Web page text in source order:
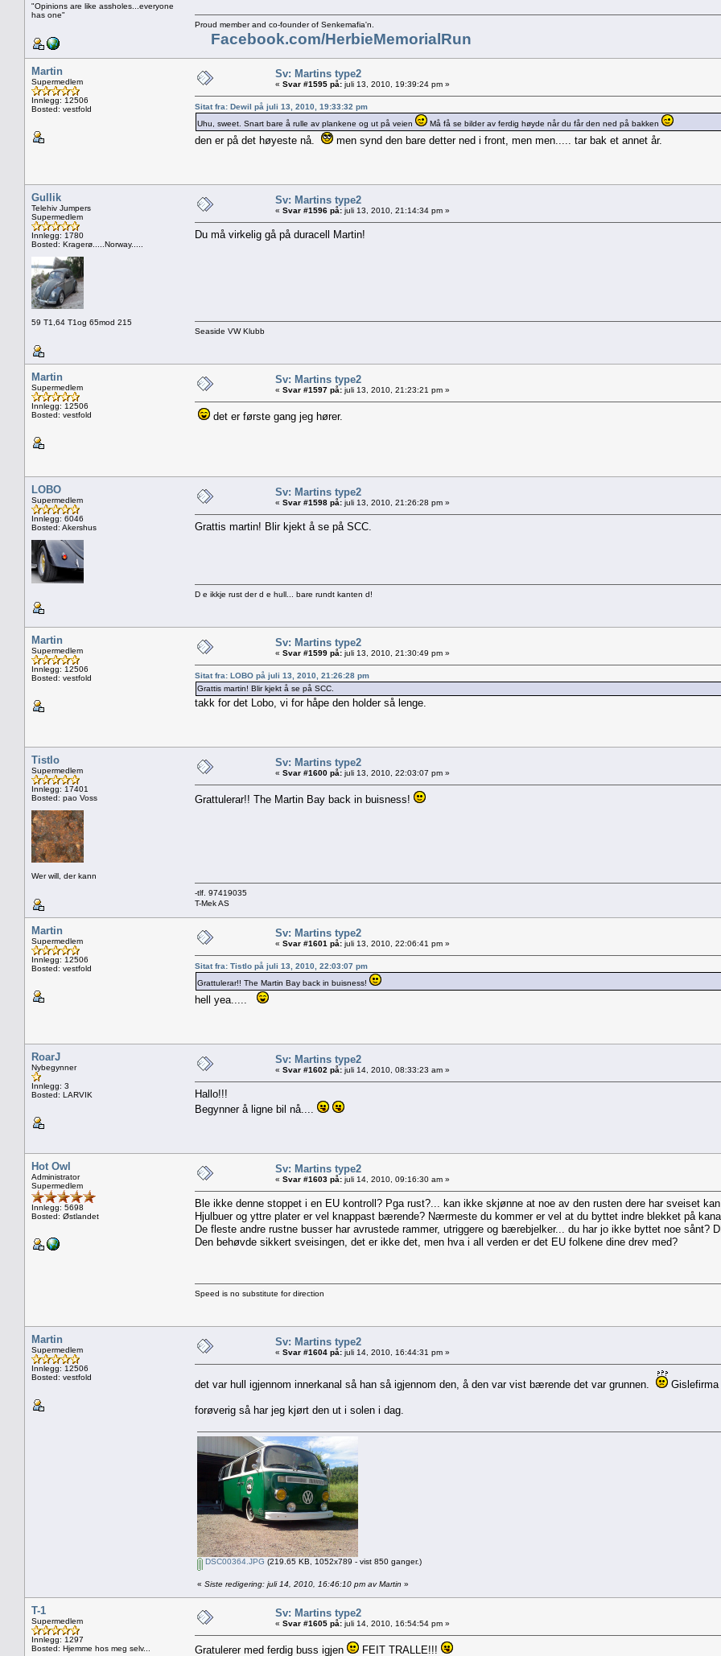
"Opinions are like assholes...everyone
has one"
Proud member and co-founder of Senkemafia'n.
Facebook.com/HerbieMemorialRun
Martin
Supermedlem
Innlegg: 12506
Bosted: vestfold
Sv: Martins type2
« Svar #1595 på: juli 13, 2010, 19:39:24 pm »
Sitat fra: Dewil på juli 13, 2010, 19:33:32 pm
Uhu, sweet. Snart bare å rulle av plankene og ut på veien
Må få se bilder av ferdig høyde når du får den ned på bakken
den er på det høyeste nå. men synd den bare detter ned i front, men men..... tar bak et annet år.
Gullik
Telehiv Jumpers
Supermedlem
Innlegg: 1780
Bosted: Kragerø.....Norway.....
59 T1,64 T1og 65mod 215
Sv: Martins type2
« Svar #1596 på: juli 13, 2010, 21:14:34 pm »
Du må virkelig gå på duracell Martin!
Seaside VW Klubb
Martin
Supermedlem
Innlegg: 12506
Bosted: vestfold
Sv: Martins type2
« Svar #1597 på: juli 13, 2010, 21:23:21 pm »
det er første gang jeg hører.
LOBO
Supermedlem
Innlegg: 6046
Bosted: Akershus
Sv: Martins type2
« Svar #1598 på: juli 13, 2010, 21:26:28 pm »
Grattis martin! Blir kjekt å se på SCC.
D e ikkje rust der d e hull... bare rundt kanten d!
Martin
Supermedlem
Innlegg: 12506
Bosted: vestfold
Sv: Martins type2
« Svar #1599 på: juli 13, 2010, 21:30:49 pm »
Sitat fra: LOBO på juli 13, 2010, 21:26:28 pm
Grattis martin! Blir kjekt å se på SCC.
takk for det Lobo, vi for håpe den holder så lenge.
Tistlo
Supermedlem
Innlegg: 17401
Bosted: pao Voss
Wer will, der kann
Sv: Martins type2
« Svar #1600 på: juli 13, 2010, 22:03:07 pm »
Grattulerar!! The Martin Bay back in buisness!
-tlf. 97419035
T-Mek AS
Martin
Supermedlem
Innlegg: 12506
Bosted: vestfold
Sv: Martins type2
« Svar #1601 på: juli 13, 2010, 22:06:41 pm »
Sitat fra: Tistlo på juli 13, 2010, 22:03:07 pm
Grattulerar!! The Martin Bay back in buisness!
hell yea.....
RoarJ
Nybegynner
Innlegg: 3
Bosted: LARVIK
Sv: Martins type2
« Svar #1602 på: juli 14, 2010, 08:33:23 am »
Hallo!!!
Begynner å ligne bil nå....
Hot Owl
Administrator
Supermedlem
Innlegg: 5698
Bosted: Østlandet
Sv: Martins type2
« Svar #1603 på: juli 14, 2010, 09:16:30 am »
Ble ikke denne stoppet i en EU kontroll? Pga rust?... kan ikke skjønne at noe av den rusten dere har sveiset
Hjulbuer og yttre plater er vel knappast bærende? Nærmeste du kommer er vel at du byttet indre blekket på
De fleste andre rustne busser har avrustede rammer, utriggere og bærebjelker... du har jo ikke byttet noe sånt?
Den behøvde sikkert sveisingen, det er ikke det, men hva i all verden er det EU folkene dine drev med?
Speed is no substitute for direction
Martin
Supermedlem
Innlegg: 12506
Bosted: vestfold
Sv: Martins type2
« Svar #1604 på: juli 14, 2010, 16:44:31 pm »
det var hull igjennom innerkanal så han så igjennom den, å den var vist bærende det var grunnen. Gislefirma
forøverig så har jeg kjørt den ut i solen i dag.
DSC00364.JPG (219.65 KB, 1052x789 - vist 850 ganger.)
« Siste redigering: juli 14, 2010, 16:46:10 pm av Martin »
T-1
Supermedlem
Innlegg: 1297
Bosted: Hjemme hos meg selv...
Sv: Martins type2
« Svar #1605 på: juli 14, 2010, 16:54:54 pm »
Gratulerer med ferdig buss igjen FEIT TRALLE!!!